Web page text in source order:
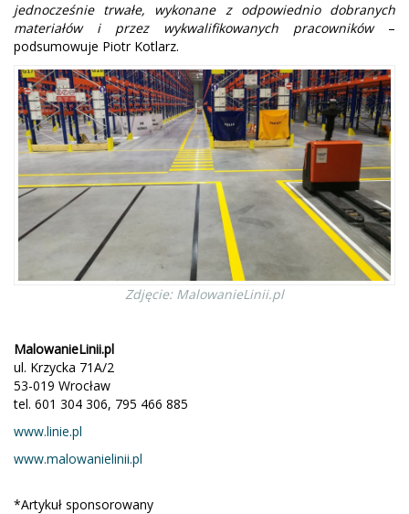
jednocześnie trwałe, wykonane z odpowiednio dobranych
materiałów i przez wykwalifikowanych pracowników –
podsumowuje Piotr Kotlarz.
Zdjęcie: MalowanieLinii.pl
MalowanieLinii.pl
ul. Krzycka 71A/2
53-019 Wrocław
tel. 601 304 306, 795 466 885
www.linie.pl
www.malowanielinii.pl
*Artykuł sponsorowany